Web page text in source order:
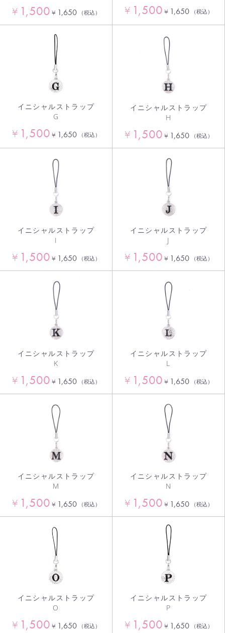
¥ 1,500 ¥ 1,650 （税込） ¥ 1,500 ¥ 1,650 （税込）
イニシャルストラップ
G
¥ 1,500 ¥ 1,650 （税込）
イニシャルストラップ
H
¥ 1,500 ¥ 1,650 （税込）
イニシャルストラップ
I
¥ 1,500 ¥ 1,650 （税込）
イニシャルストラップ
J
¥ 1,500 ¥ 1,650 （税込）
イニシャルストラップ
K
¥ 1,500 ¥ 1,650 （税込）
イニシャルストラップ
L
¥ 1,500 ¥ 1,650 （税込）
イニシャルストラップ
M
¥ 1,500 ¥ 1,650 （税込）
イニシャルストラップ
N
¥ 1,500 ¥ 1,650 （税込）
イニシャルストラップ
O
¥ 1,500 ¥ 1,650 （税込）
イニシャルストラップ
P
¥ 1,500 ¥ 1,650 （税込）